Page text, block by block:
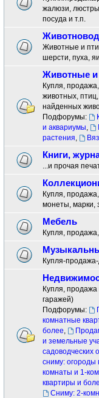
жалюзи,
посуда и т.п.
Животные и
шерсти, пуха,
Животные и
Купля,
животных,
найденных
Подфорумы:
и аквариумы,
растения,
Книги,
...и прочая
Купля,
монеты, марки,
Мебель
Купля,
Купля-
Купля,
гаражей)
Подфорумы:
комнатные
более,
и земельные
садоводческих
сниму: огороды
комнаты и 1-
квартиры и
Сниму: 2-